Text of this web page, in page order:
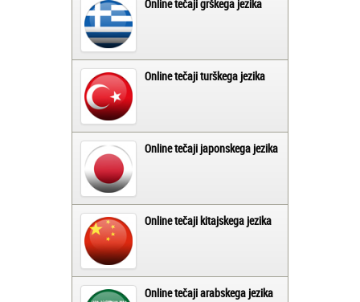
Online tečaji grškega jezika
Online tečaji turškega jezika
Online tečaji japonskega jezika
Online tečaji kitajskega jezika
Online tečaji arabskega jezika